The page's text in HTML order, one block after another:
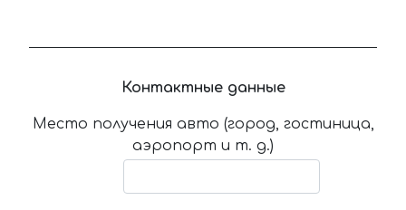
Контактные данные
Место получения авто (город, гостиница,
аэропорт и т. д.)